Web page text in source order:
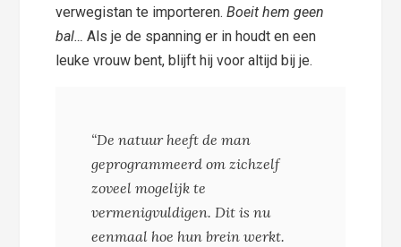
verwegistan te importeren.Boeit hem geen
bal… Als je de spanning er in houdt en een
leuke vrouw bent, blijft hij voor altijd bij je.
“De natuur heeft de man
geprogrammeerd om zichzelf
zoveel mogelijk te
vermenigvuldigen. Dit is nu
eenmaal hoe hun brein werkt.